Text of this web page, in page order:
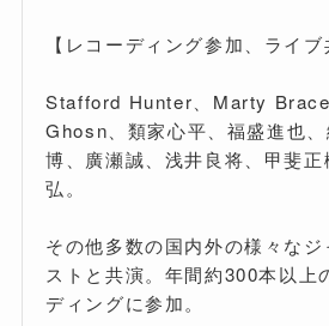
【レコーディング参加、ライブ
Stafford Hunter、Marty
Ghosn、類家心平、福盛進也
博、廣瀬誠、浅井良将、甲斐
弘。
その他多数の国内外の様々なジ
ストと共演。年間約300本以上
ディングに参加。